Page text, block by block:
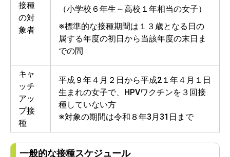
接種
の対
象者
（小学校６年生～高校１年相当の女子）
※標準的な接種期間は１３歳となる日の
属する年度の初日から当該年度の末日ま
での間
キャ
ッチ
アッ
プ接
種
平成９年４月２日から平成2１年４月１日
生まれの女子で、HPVワクチンを３回接
種していない方
※対象の期間は令和８年3月31日まで
一般的な接種スケジュール